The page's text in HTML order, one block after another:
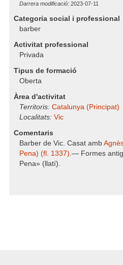
Darrera modificació: 2023-07-11
Categoria social i professional
barber
Activitat professional
Privada
Tipus de formació
Oberta
Àrea d'activitat
Territoris: Catalunya (Principat)
Localitats: Vic
Comentaris
Barber de Vic. Casat amb
Pena) (fl. 1337).— Formes
Pena» (llatí).